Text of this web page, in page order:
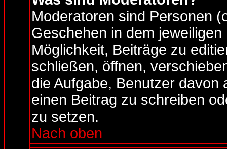
Moderatoren sind Personen
Geschehen in dem
Möglichkeit, Beiträge zu
schließen, öffnen,
die Aufgabe, Benutzer
einen Beitrag zu schreiben
zu setzen.
Nach oben